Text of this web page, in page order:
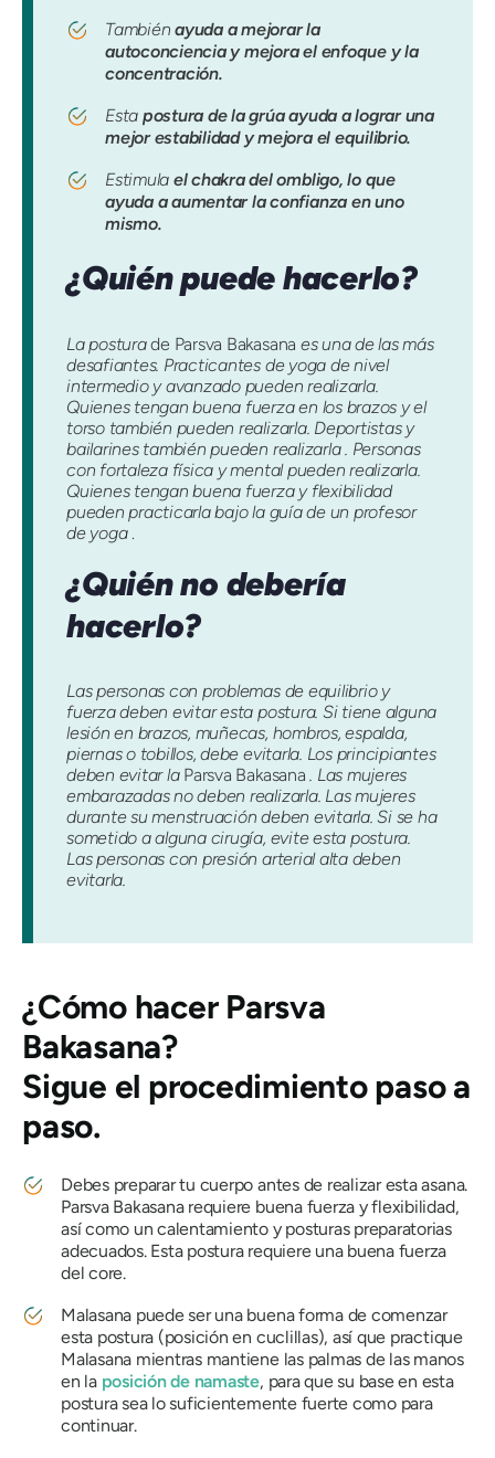
Tambiénayuda a mejorar la
autoconciencia y mejora el enfoque y la
concentración.
Esta postura de la grúa ayuda a lograr una
mejor estabilidad y mejora el equilibrio.
Estimula el chakra del ombligo, lo que
ayuda a aumentar la confianza en uno
mismo.
¿Quién puede hacerlo?
La posturade Parsva Bakasana es una de las más
desafiantes. Practicantes de yoga de nivel
intermedio y avanzado pueden realizarla.
Quienes tengan buena fuerza en los brazos y el
torso también pueden realizarla. Deportistas y
bailarines también pueden realizarla . Personas
con fortaleza física y mental pueden realizarla.
Quienes tengan buena fuerza y ​​flexibilidad
pueden practicarla bajo la guía de un profesor
de yoga .
¿Quién no debería
hacerlo?
Las personas con problemas de equilibrio y
fuerza deben evitar esta postura. Si tiene alguna
lesión en brazos, muñecas, hombros, espalda,
piernas o tobillos, debe evitarla. Los principiantes
deben evitar la Parsva Bakasana. Las mujeres
embarazadas no deben realizarla. Las mujeres
durante su menstruación deben evitarla. Si se ha
sometido a alguna cirugía, evite esta postura.
Las personas con presión arterial alta deben
evitarla.
¿Cómo hacer Parsva
Bakasana?
Sigue el procedimiento paso a
paso.
Debes preparar tu cuerpo antes de realizar esta asana.
Parsva Bakasana requiere buena fuerza y ​​flexibilidad,
así como un calentamiento y posturas preparatorias
adecuados. Esta postura requiere una buena fuerza
del core.
Malasana puede ser una buena forma de comenzar
esta postura (posición en cuclillas), así que practique
Malasana mientras mantiene las palmas de las manos
en la posición de namaste, para que su base en esta
postura sea lo suficientemente fuerte como para
continuar.